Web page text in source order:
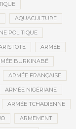
AQUACULTURE
POLITIQUE
ARMÉE
BURKINABÉ
ARMÉE FRANÇAISE
ARMÉE NIGÉRIANE
ARMÉE TCHADIENNE
ARMEMENT